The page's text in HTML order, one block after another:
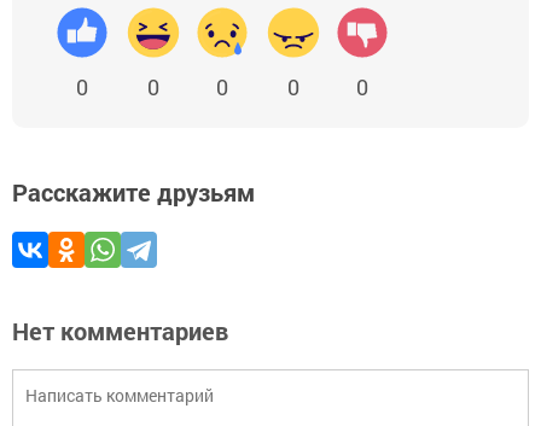
0 0 0 0 0
Расскажите друзьям
Нет комментариев